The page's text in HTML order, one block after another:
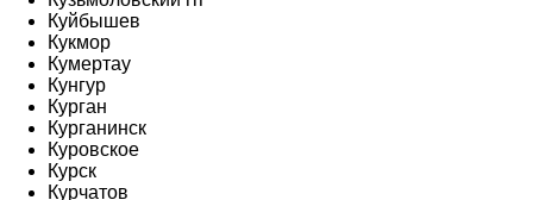
Куйбышев
Кукмор
Кумертау
Кунгур
Курган
Курганинск
Куровское
Курск
Курчатов